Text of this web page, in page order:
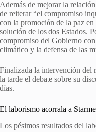
Además de mejorar la
de reiterar “el compromiso
con la promoción de la paz
solución de los dos Estados.
compromiso del Gobierno
climático y la defensa de las
Finalizada la intervención del
la tarde el debate sobre su
días.
El laborismo acorrala a
Los pésimos resultados del